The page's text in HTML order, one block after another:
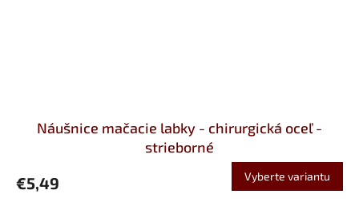
Náušnice mačacie labky - chirurgická oceľ -
strieborné
€5,49 Vyberte variantu